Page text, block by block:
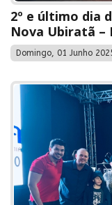
2º e último dia
Nova Ubiratã –
Domingo, 01 Junho